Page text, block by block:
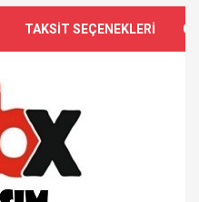
TAKSİT SEÇENEKLERİ